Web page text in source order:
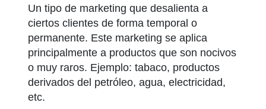
Un tipo de marketing que desalienta a
ciertos clientes de forma temporal o
permanente. Este marketing se aplica
principalmente a productos que son nocivos
o muy raros. Ejemplo: tabaco, productos
derivados del petróleo, agua, electricidad,
etc.